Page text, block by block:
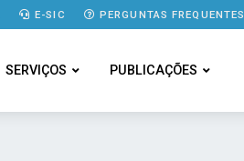
E-SIC PERGUNTAS FREQUENTES
SERVIÇOS PUBLICAÇÕES